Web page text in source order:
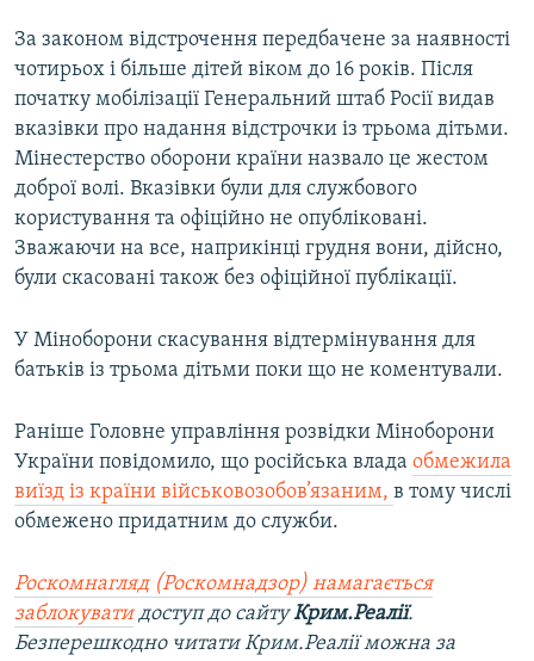
За законом відстрочення передбачене за наявності
чотирьох і більше дітей віком до 16 років. Після
початку мобілізації Генеральний штаб Росії видав
вказівки про надання відстрочки із трьома дітьми.
Мінестерство оборони країни назвало це жестом
доброї волі. Вказівки були для службового
користування та офіційно не опубліковані.
Зважаючи на все, наприкінці грудня вони, дійсно,
були скасовані також без офіційної публікації.
У Міноборони скасування відтермінування для
батьків із трьома дітьми поки що не коментували.
Раніше Головне управління розвідки Міноборони
України повідомило, що російська влада обмежила
виїзд із країни військовозобов’язаним, в тому числі
обмежено придатним до служби.
Роскомнагляд (Роскомнадзор) намагається
заблокуватидоступ до сайтуКрим.Реалії.
Безперешкодно читати Крим.Реалії можна за